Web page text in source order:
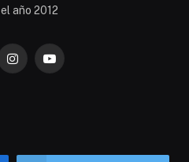
año 2012
InstagramYouTube